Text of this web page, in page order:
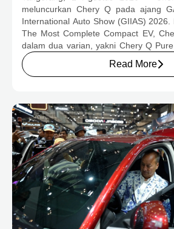
MULAI RP239,9 JUTA
meluncurkan Chery Q pada ajang
International Auto Show (GIIAS)
The Most Complete Compact EV,
dalam dua varian, yakni Chery Q Pure
untuk mengakomodasi
preferensi konsumen yang berbeda.
Read More